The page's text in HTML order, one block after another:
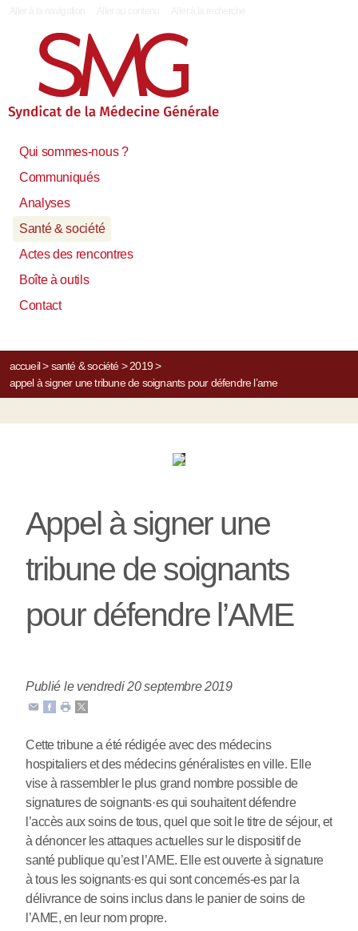
Qui sommes-nous ?
Communiqués
Analyses
Santé & société
Actes des rencontres
Boîte à outils
Contact
accueil> santé & société> 2019>
appel à signer une tribune de soignants pour défendre l’ame
Appel à signer une
tribune de soignants
pour défendre l’AME
Publié le vendredi 20 septembre 2019
Cette tribune a été rédigée avec des médecins
hospitaliers et des médecins généralistes en ville. Elle
vise à rassembler le plus grand nombre possible de
signatures de soignants·es qui souhaitent défendre
l’accès aux soins de tous, quel que soit le titre de séjour, et
à dénoncer les attaques actuelles sur le dispositif de
santé publique qu’est l’AME. Elle est ouverte à signature
à tous les soignants·es qui sont concernés-es par la
délivrance de soins inclus dans le panier de soins de
l’AME, en leur nom propre.